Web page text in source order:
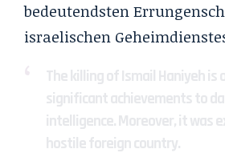
bedeutendsten
israelischen
The killing of Ismail Haniyeh
significant achievements to
intelligence. Moreover, it was
hostile foreign country.